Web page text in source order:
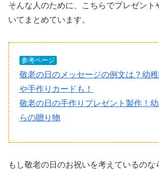
そんな人のために、こちらでプレゼント
いてまとめています。
参考ページ
敬老の日のメッセージの例文は？幼
や手作りカードも！
敬老の日の手作りプレゼント製作！
らの贈り物
もし敬老の日のお祝いを考えているのな